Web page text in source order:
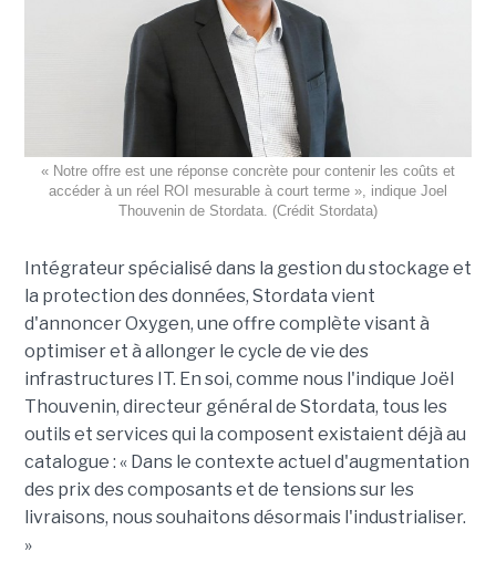
« Notre offre est une réponse concrète pour contenir les coûts et
accéder à un réel ROI mesurable à court terme », indique Joel
Thouvenin de Stordata. (Crédit Stordata)
Intégrateur spécialisé dans la gestion du stockage et
la protection des données, Stordata vient
d'annoncer Oxygen, une offre complète visant à
optimiser et à allonger le cycle de vie des
infrastructures IT. En soi, comme nous l'indique Joël
Thouvenin, directeur général de Stordata, tous les
outils et services qui la composent existaient déjà au
catalogue : « Dans le contexte actuel d'augmentation
des prix des composants et de tensions sur les
livraisons, nous souhaitons désormais l'industrialiser.
»